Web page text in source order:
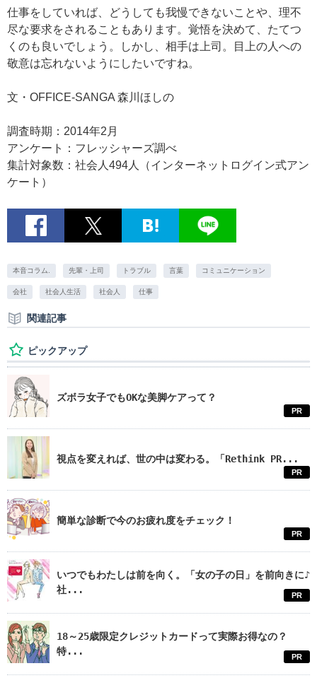
仕事をしていれば、どうしても我慢できないことや、理不
尽な要求をされることもあります。覚悟を決めて、たてつ
くのも良いでしょう。しかし、相手は上司。目上の人への
敬意は忘れないようにしたいですね。
文・OFFICE-SANGA 森川ほしの
調査時期：2014年2月
アンケート：フレッシャーズ調べ
集計対象数：社会人494人（インターネットログイン式アン
ケート）
本音コラム. 先輩・上司 トラブル 言葉 コミュニケーション
会社 社会人生活 社会人 仕事
関連記事
ピックアップ
ズボラ女子でもOKな美脚ケアって？
PR
視点を変えれば、世の中は変わる。「Rethink PR...
PR
簡単な診断で今のお疲れ度をチェック！
PR
いつでもわたしは前を向く。「女の子の日」を前向きに♪
社...
PR
18～25歳限定クレジットカードって実際お得なの？
特...
PR